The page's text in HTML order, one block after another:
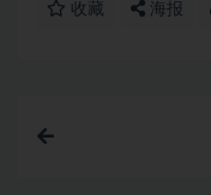
收藏 海报